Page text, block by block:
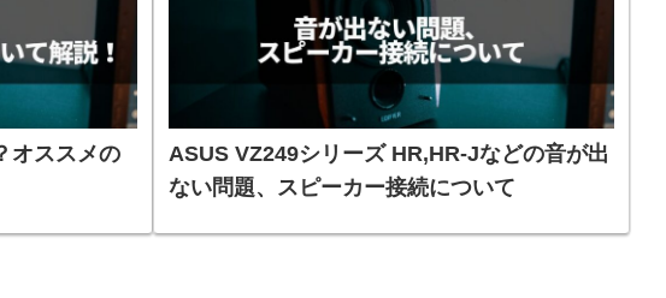
オススメの
ASUS VZ249シリーズ HR,HR-Jなどの音が出
ない問題、スピーカー接続について